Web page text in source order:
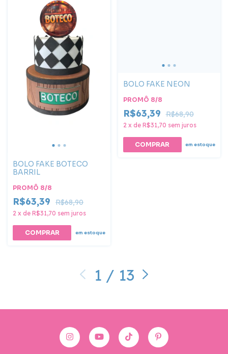
BOLO FAKE BOTECO
BARRIL
PROMÔ 8/8
R$63,39 R$68,90
2 x de R$31,70 sem juros
COMPRAR em estoque
BOLO FAKE NEON
PROMÔ 8/8
R$63,39 R$68,90
2 x de R$31,70 sem juros
COMPRAR em estoque
1 / 13